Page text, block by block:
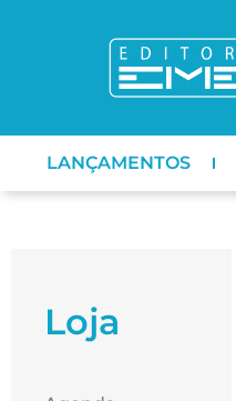
LANÇAMENTOS
Loja